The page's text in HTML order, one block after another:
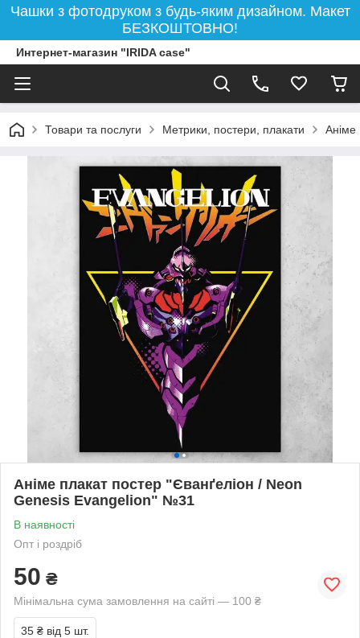
Чашки з фотодруком з будь-яким дизайном. Макет
БЕЗКОШТОВНО!
Интернет-магазин "IRIDA case"
Товари та послуги Метрики, постери, плакати Аніме
Аніме плакат постер "Єванґеліон / Neon
Genesis Evangelion" №31
В наявності
Опт і роздріб
50 ₴
Мінімальна сума замовлення на сайті — 100 ₴
35 ₴ від 5 шт.